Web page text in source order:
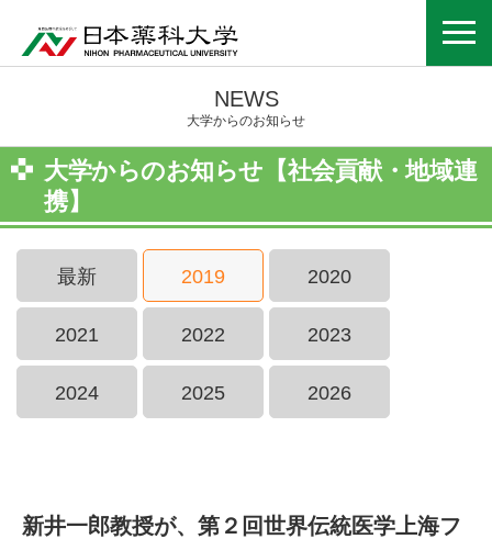
NEWS
大学からのお知らせ
大学からのお知らせ【社会貢献・地域連
携】
最新 2019 2020
2021 2022 2023
2024 2025 2026
新井一郎教授が、第２回世界伝統医学上海フ